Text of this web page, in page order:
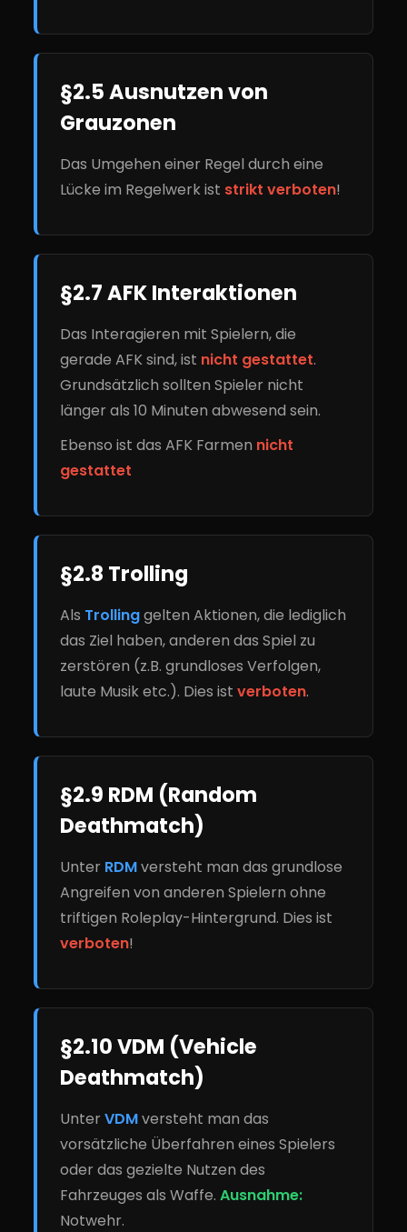
§2.5 Ausnutzen von
Grauzonen
Das Umgehen einer Regel durch eine
Lücke im Regelwerk ist strikt verboten!
§2.7 AFK Interaktionen
Das Interagieren mit Spielern, die
gerade AFK sind, ist nicht gestattet.
Grundsätzlich sollten Spieler nicht
länger als 10 Minuten abwesend sein.
Ebenso ist das AFK Farmen nicht
gestattet
§2.8 Trolling
Als Trollinggelten Aktionen, die lediglich
das Ziel haben, anderen das Spiel zu
zerstören (z.B. grundloses Verfolgen,
laute Musik etc.). Dies istverboten.
§2.9 RDM (Random
Deathmatch)
Unter RDMversteht man das grundlose
Angreifen von anderen Spielern ohne
triftigen Roleplay-Hintergrund. Dies ist
verboten!
§2.10 VDM (Vehicle
Deathmatch)
UnterVDMversteht man das
vorsätzliche Überfahren eines Spielers
oder das gezielte Nutzen des
Fahrzeuges als Waffe.Ausnahme:
Notwehr.